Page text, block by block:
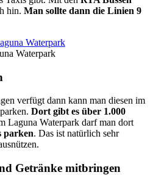
hin. Man sollte dann die Linien 9
Waterpark
verfügt dann kann man diesen im
Dort gibt es über 1.000
Laguna Waterpark darf man dort
parken. Das ist natürlich sehr
Getränke mitbringen